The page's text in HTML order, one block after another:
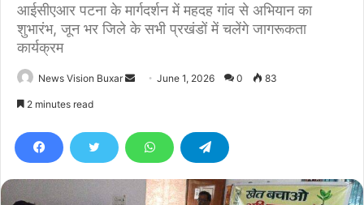
आईसीएआर पटना के मार्गदर्शन में महदह गांव से अभियान का
शुभारंभ, जून भर जिले के सभी प्रखंडों में चलेंगे जागरूकता
कार्यक्रम
News Vision Buxar
d
June 1, 2026 0 83
2 minutes read